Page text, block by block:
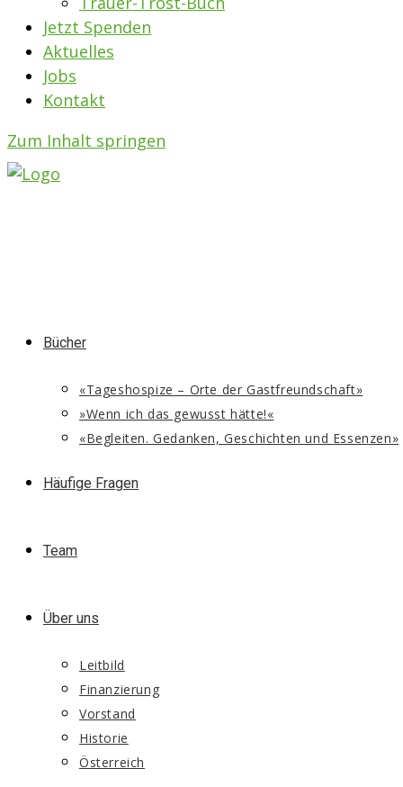
Jetzt Spenden
Aktuelles
Jobs
Kontakt
Zum Inhalt springen
Bücher
«Tageshospize – Orte der Gastfreundschaft»
»Wenn ich das gewusst hätte!«
«Begleiten. Gedanken, Geschichten und Essenzen»
Häufige Fragen
Team
Über uns
Leitbild
Finanzierung
Vorstand
Historie
Österreich